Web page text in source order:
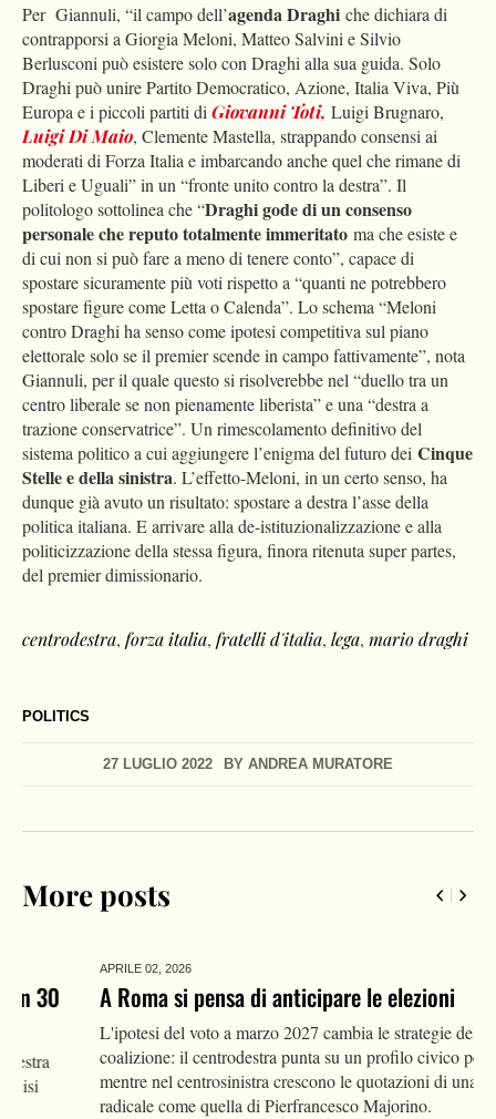
POLITICS
27 LUGLIO 2022 BY ANDREA MURATORE
Per Giannuli, “il campo dell’agenda Draghi che dichiara di
contrapporsi a Giorgia Meloni, Matteo Salvini e Silvio
Berlusconi può esistere solo con Draghi alla sua guida. Solo
Draghi può unire Partito Democratico, Azione, Italia Viva, Più
Europa e i piccoli partiti diGiovanni Toti, Luigi Brugnaro,
Luigi Di Maio, Clemente Mastella, strappando consensi ai
moderati di Forza Italia e imbarcando anche quel che rimane di
Liberi e Uguali” in un “fronte unito contro la destra”. Il
politologo sottolinea che “Draghi gode di un consenso
personale che reputo totalmente immeritato ma che esiste e
di cui non si può fare a meno di tenere conto”, capace di
spostare sicuramente più voti rispetto a “quanti ne potrebbero
spostare figure come Letta o Calenda”. Lo schema “Meloni
contro Draghi ha senso come ipotesi competitiva sul piano
elettorale solo se il premier scende in campo fattivamente”, nota
Giannuli, per il quale questo si risolverebbe nel “duello tra un
centro liberale se non pienamente liberista” e una “destra a
trazione conservatrice”. Un rimescolamento definitivo del
sistema politico a cui aggiungere l’enigma del futuro dei Cinque
Stelle e della sinistra. L’effetto-Meloni, in un certo senso, ha
dunque già avuto un risultato: spostare a destra l’asse della
politica italiana. E arrivare alla de-istituzionalizzazione e alla
politicizzazione della stessa figura, finora ritenuta super partes,
del premier dimissionario.
centrodestra, forza italia, fratelli d'italia, lega, mario draghi
More posts
2026
A Roma si pensa di anticipare le elezioni
L'ipotesi del voto a marzo 2027 cambia le strategie della
coalizione: il centrodestra punta su un profilo civico per Milano,
mentre nel centrosinistra crescono le quotazioni di una proposta
radicale come quella di Pierfrancesco Majorino.